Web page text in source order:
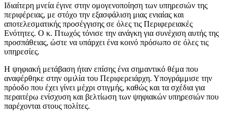
Ιδιαίτερη μνεία έγινε στην ομογενοποίηση των υπηρεσιών της
περιφέρειας, με στόχο την εξασφάλιση μιας ενιαίας και
αποτελεσματικής προσέγγισης σε όλες τις Περιφερειακές
Ενότητες. Ο κ. Πτωχός τόνισε την ανάγκη για συνέχιση αυτής της
προσπάθειας, ώστε να υπάρχει ένα κοινό πρόσωπο σε όλες τις
υπηρεσίες.
Η ψηφιακή μετάβαση ήταν επίσης ένα σημαντικό θέμα που
αναφέρθηκε στην ομιλία του Περιφερειάρχη. Υπογράμμισε την
πρόοδο που έχει γίνει μέχρι στιγμής, καθώς και τα σχέδια για
περαιτέρω ενίσχυση και βελτίωση των ψηφιακών υπηρεσιών που
παρέχονται στους πολίτες.